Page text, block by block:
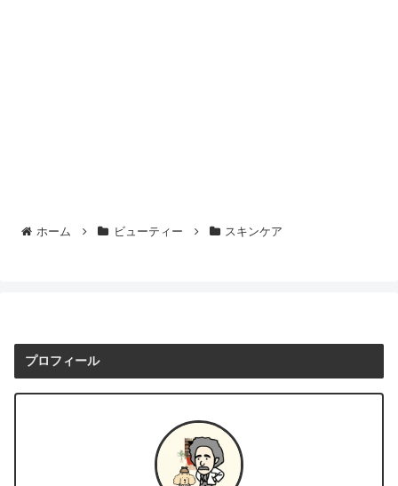
ホーム ビューティー スキンケア
プロフィール